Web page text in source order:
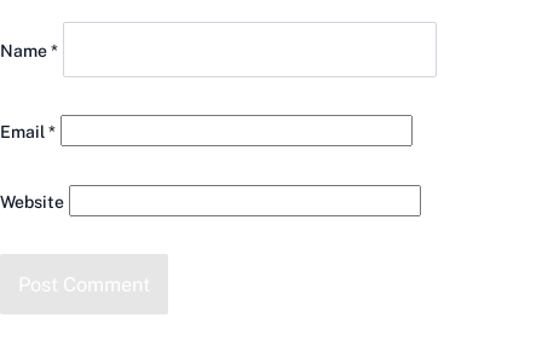
Name*
Email *
Website